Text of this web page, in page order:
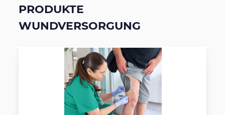
PRODUKTE
WUNDVERSORGUNG